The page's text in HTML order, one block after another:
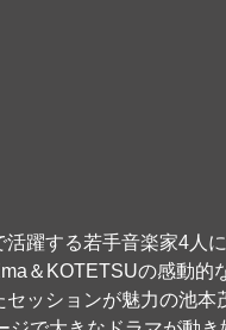
活躍する若手音楽家4人
＆KOTETSUの感動的
ッションが魅力の池本